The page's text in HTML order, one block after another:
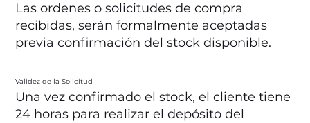
Las ordenes o solicitudes de compra
recibidas, serán formalmente aceptadas
previa confirmación del stock disponible.
Validez de la Solicitud
Una vez confirmado el stock, el cliente tiene
24 horas para realizar el depósito del